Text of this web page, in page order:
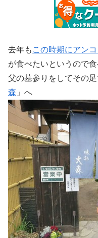
去年も この時期にアン
が食べたいというので
父の墓参りをしてその
森 」へ